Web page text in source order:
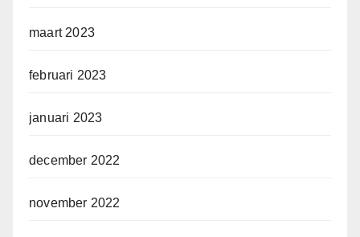
maart 2023
februari 2023
januari 2023
december 2022
november 2022